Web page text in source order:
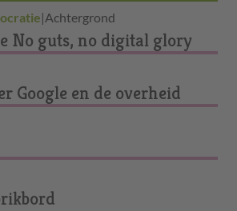
|Achtergrond
No guts, no digital glory
Google en de overheid